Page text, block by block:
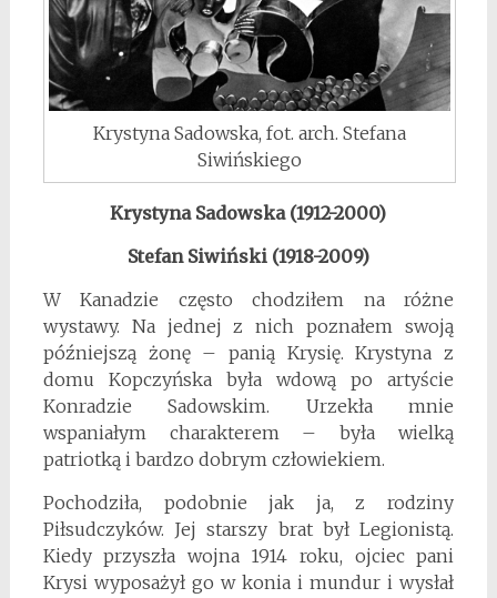
Krystyna Sadowska, fot. arch. Stefana
Siwińskiego
Krystyna Sadowska (1912-2000)
Stefan Siwiński (1918-2009)
W Kanadzie często chodziłem na różne
wystawy. Na jednej z nich poznałem swoją
późniejszą żonę – panią Krysię. Krystyna z
domu Kopczyńska była wdową po artyście
Konradzie Sadowskim. Urzekła mnie
wspaniałym charakterem – była wielką
patriotką i bardzo dobrym człowiekiem.
Pochodziła, podobnie jak ja, z rodziny
Piłsudczyków. Jej starszy brat był Legionistą.
Kiedy przyszła wojna 1914 roku, ojciec pani
Krysi wyposażył go w konia i mundur i wysłał